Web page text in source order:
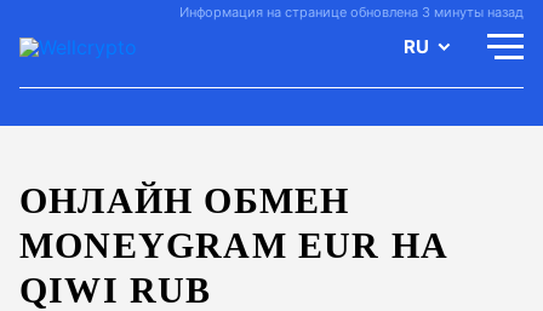
Информация на странице обновлена 3 минуты назад
RU
ОНЛАЙН ОБМЕН
MONEYGRAM EUR НА
QIWI RUB